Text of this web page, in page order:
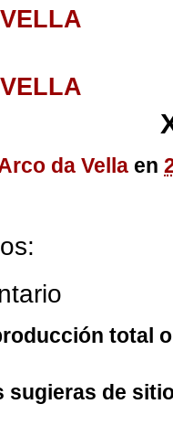
da Vella en
total
sugieras de